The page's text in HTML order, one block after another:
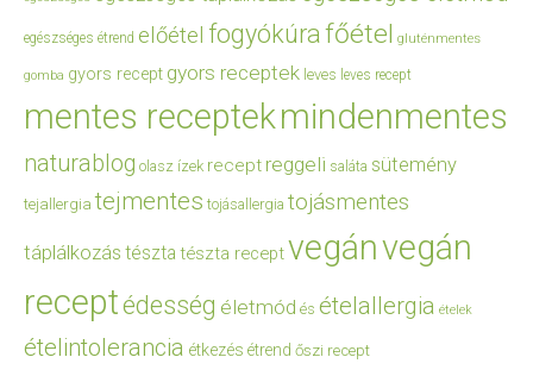
egészséges étrend előétel fogyókúrafőétel gluténmentes
gomba gyors recept gyors receptek leves leves recept
mentes receptekmindenmentes
naturablog olasz ízek recept reggeli saláta sütemény
tejallergia tejmentes tojásallergia tojásmentes
táplálkozás tészta tészta receptvegánvegán
receptédesség életmód és ételallergia ételek
ételintolerancia étkezés étrend őszi recept